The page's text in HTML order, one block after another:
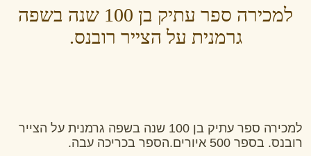
למכירה ספר עתיק בן 100 שנה בשפה
גרמנית על הצייר רובנס.
למכירה ספר עתיק בן 100 שנה בשפה גרמנית על הצייר
רובנס. בספר 500 איורים.הספר בכריכה עבה.